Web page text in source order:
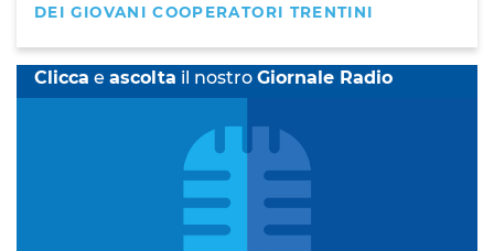
DEI GIOVANI COOPERATORI TRENTINI
Clicca e ascolta il nostro Giornale Radio